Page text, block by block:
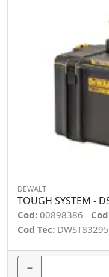
DEWALT
TOUGH SYSTEM -
Cod: 00898386
Cod Tec:
−